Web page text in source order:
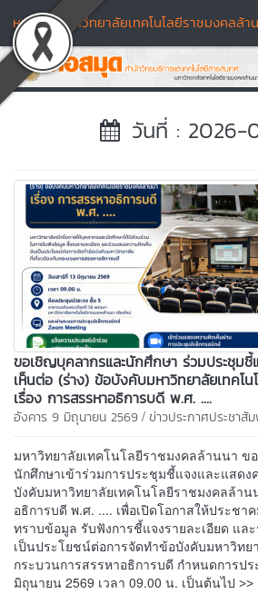
หอสมุด มหาวิทยาลัยเทคโนโลยีราชมงคลล้า
วันที่ : 2026-
ขอเชิญบุคลากรและนักศึกษา ร่วมประชุมชี้
เห็นต่อ (ร่าง) ข้อบังคับมหาวิทยาลัยเทคโ
เรื่อง การสรรหาอธิการบดี พ.ศ. ....
อังคาร 9 มิถุนายน 2569 / ข่าวประกาศประชาสั
มหาวิทยาลัยเทคโนโลยีราชมงคลล้านนา ข
นักศึกษาเข้าร่วมการประชุมชี้แจงและแสดง
บังคับมหาวิทยาลัยเทคโนโลยีราชมงคลล้าน
อธิการบดี พ.ศ. .... เพื่อเปิดโอกาสให้ประชา
ทราบข้อมูล รับฟังการชี้แจงรายละเอียด แล
เป็นประโยชน์ต่อการจัดทำข้อบังคับมหาวิทย
กระบวนการสรรหาอธิการบดี กำหนดการป
มิถุนายน 2569 เวลา 09.00 น. เป็นต้นไป